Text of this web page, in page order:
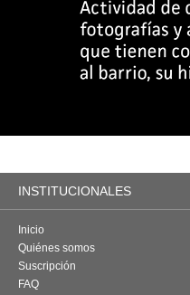
INSTITUCIONALES
Inicio
Quiénes somos
Suscripción
FAQ